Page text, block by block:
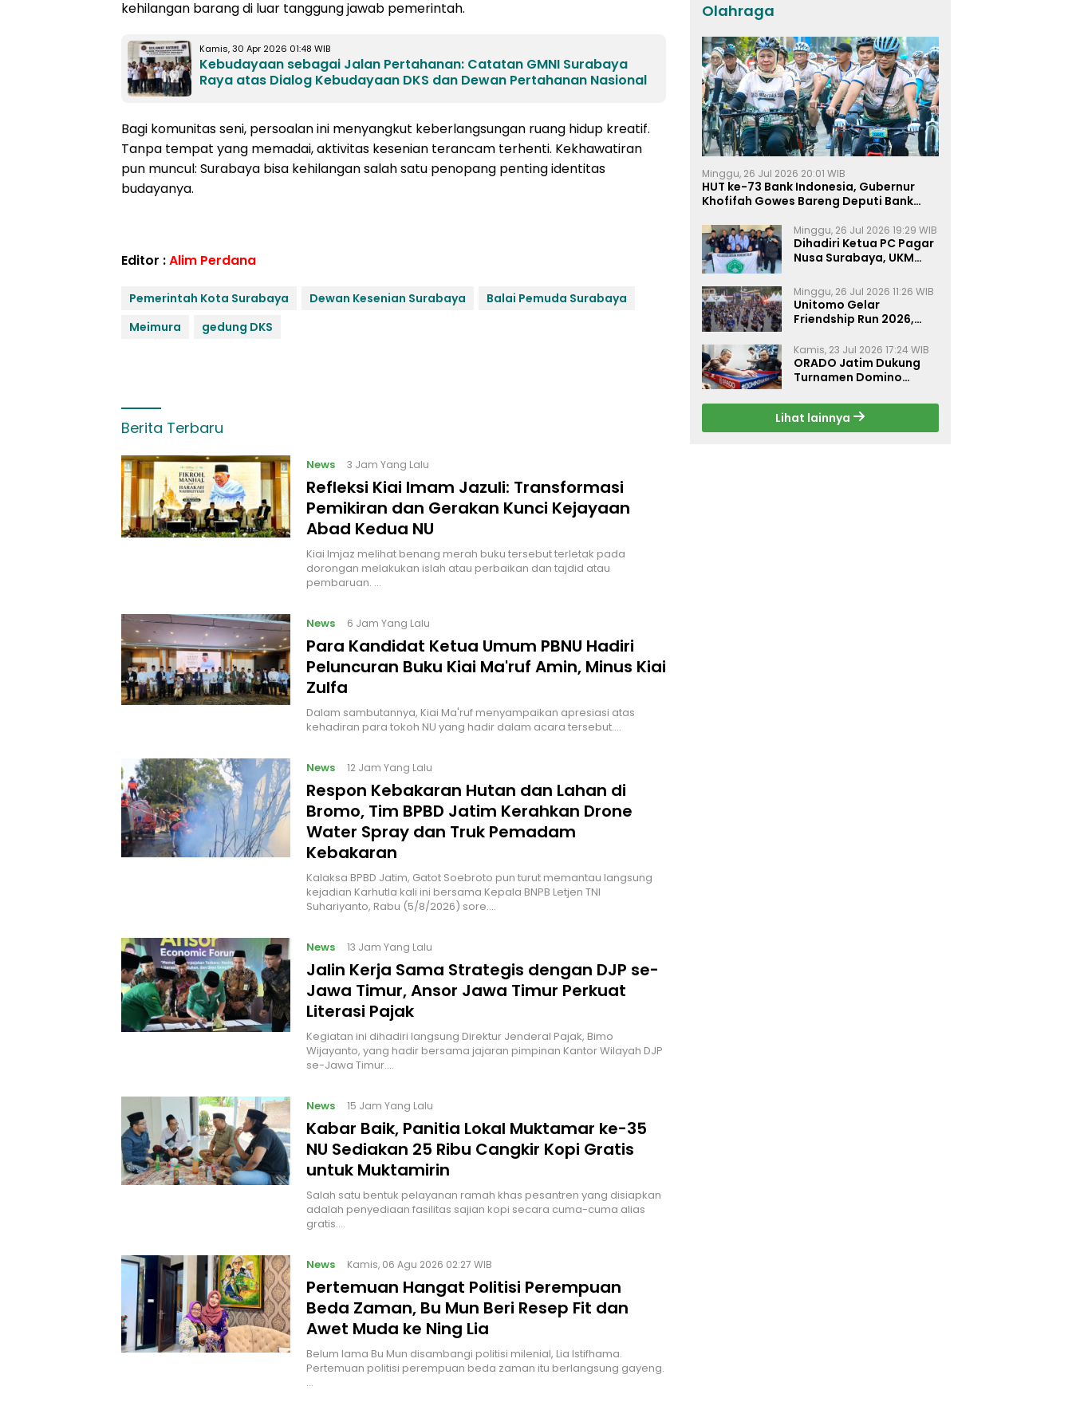
kehilangan barang di luar tanggung jawab pemerintah.
Kamis, 30 Apr 2026 01:48 WIB
Kebudayaan sebagai Jalan Pertahanan: Catatan GMNI Surabaya
Raya atas Dialog Kebudayaan DKS dan Dewan Pertahanan Nasional
Bagi komunitas seni, persoalan ini menyangkut keberlangsungan ruang hidup kreatif.
Tanpa tempat yang memadai, aktivitas kesenian terancam terhenti. Kekhawatiran
pun muncul: Surabaya bisa kehilangan salah satu penopang penting identitas
budayanya.
Editor :Alim Perdana
Pemerintah Kota Surabaya Dewan Kesenian Surabaya
Balai Pemuda Surabaya
Meimura
gedung DKS
Berita Terbaru
News 3 Jam Yang Lalu
Refleksi Kiai Imam Jazuli: Transformasi
Pemikiran dan Gerakan Kunci Kejayaan
Abad Kedua NU
Kiai Imjaz melihat benang merah buku tersebut terletak pada
dorongan melakukan islah atau perbaikan dan tajdid atau
pembaruan. …
News 6 Jam Yang Lalu
Para Kandidat Ketua Umum PBNU Hadiri
Peluncuran Buku Kiai Ma'ruf Amin, Minus Kiai
Zulfa
Dalam sambutannya, Kiai Ma'ruf menyampaikan apresiasi atas
kehadiran para tokoh NU yang hadir dalam acara tersebut.…
News 12 Jam Yang Lalu
Respon Kebakaran Hutan dan Lahan di
Bromo, Tim BPBD Jatim Kerahkan Drone
Water Spray dan Truk Pemadam
Kebakaran
Kalaksa BPBD Jatim, Gatot Soebroto pun turut memantau langsung
kejadian Karhutla kali ini bersama Kepala BNPB Letjen TNI
Suhariyanto, Rabu (5/8/2026) sore.…
News 13 Jam Yang Lalu
Jalin Kerja Sama Strategis dengan DJP se-
Jawa Timur, Ansor Jawa Timur Perkuat
Literasi Pajak
Kegiatan ini dihadiri langsung Direktur Jenderal Pajak, Bimo
Wijayanto, yang hadir bersama jajaran pimpinan Kantor Wilayah DJP
se-Jawa Timur.…
News 15 Jam Yang Lalu
Kabar Baik, Panitia Lokal Muktamar ke-35
NU Sediakan 25 Ribu Cangkir Kopi Gratis
untuk Muktamirin
Salah satu bentuk pelayanan ramah khas pesantren yang disiapkan
adalah penyediaan fasilitas sajian kopi secara cuma-cuma alias
gratis.…
News Kamis, 06 Agu 2026 02:27 WIB
Pertemuan Hangat Politisi Perempuan
Beda Zaman, Bu Mun Beri Resep Fit dan
Awet Muda ke Ning Lia
Belum lama Bu Mun disambangi politisi milenial, Lia Istifhama.
Pertemuan politisi perempuan beda zaman itu berlangsung gayeng.
…
Olahraga
Minggu, 26 Jul 2026 20:01 WIB
HUT ke-73 Bank Indonesia, Gubernur
Khofifah Gowes Bareng Deputi Bank
Minggu, 26 Jul 2026 19:29 WIB
Dihadiri Ketua PC Pagar
Nusa Surabaya, UKM
Sahkan Anggota Baru
Minggu, 26 Jul 2026 11:26 WIB
Unitomo Gelar
Friendship Run 2026,
Sehat di Surabaya
Kamis, 23 Jul 2026 17:24 WIB
ORADO Jatim Dukung
Turnamen Domino
2026 di Surabaya
Lihat lainnya